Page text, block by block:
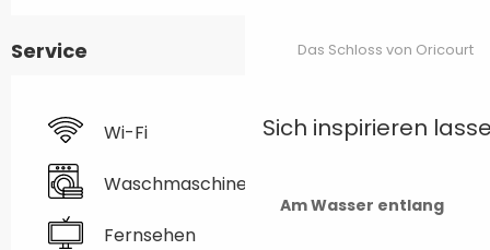
Das Schloss von Oricourt
Sich inspirieren
Am Wasser entlang
Service
Wi-Fi
Waschmaschine
Fernsehen